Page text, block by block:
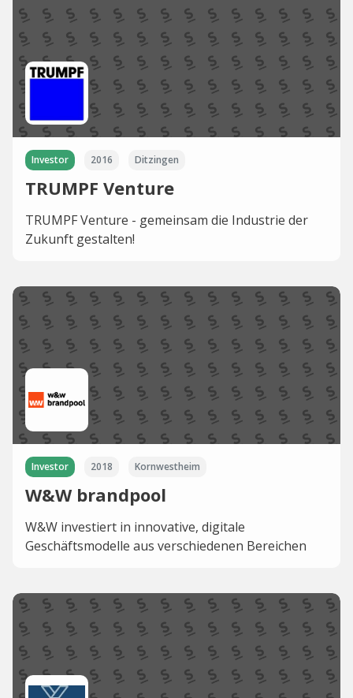
Investor 2016 Ditzingen
TRUMPF Venture
TRUMPF Venture - gemeinsam die Industrie der
Zukunft gestalten!
Investor 2018 Kornwestheim
W&W brandpool
W&W investiert in innovative, digitale
Geschäftsmodelle aus verschiedenen Bereichen